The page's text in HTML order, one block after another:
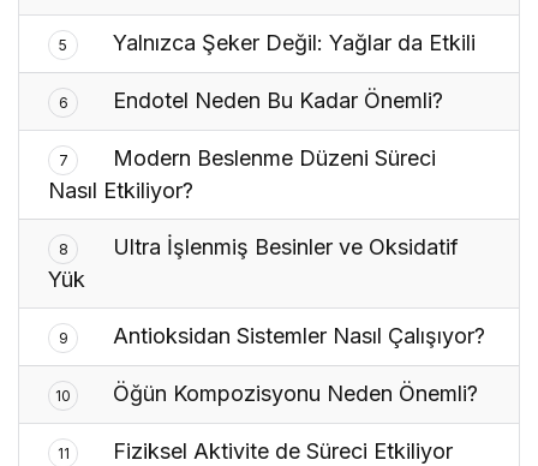
5 Yalnızca Şeker Değil: Yağlar da Etkili
6 Endotel Neden Bu Kadar Önemli?
7
Modern Beslenme Düzeni Süreci
Nasıl Etkiliyor?
8
Ultra İşlenmiş Besinler ve Oksidatif
Yük
9 Antioksidan Sistemler Nasıl Çalışıyor?
10 Öğün Kompozisyonu Neden Önemli?
11 Fiziksel Aktivite de Süreci Etkiliyor